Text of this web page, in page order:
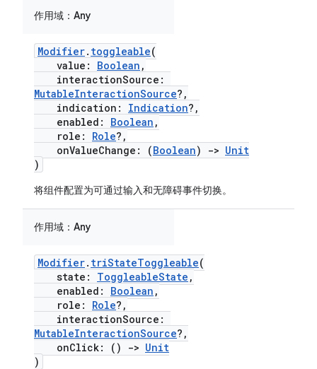
作用域： Any
Modifier. toggleable(
value: Boolean ,
interactionSource:
MutableInteractionSource?,
indication: Indication?,
enabled: Boolean ,
role: Role?,
onValueChange: (Boolean) -> Unit
)
将组件配置为可通过输入和无障碍事件切换。
作用域： Any
Modifier. triStateToggleable(
state: ToggleableState ,
enabled: Boolean ,
role: Role?,
interactionSource:
MutableInteractionSource?,
onClick: ()
-> Unit
)